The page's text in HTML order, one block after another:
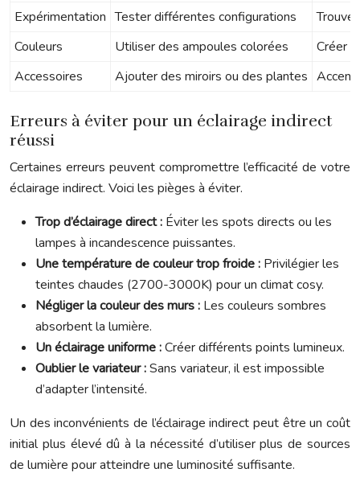
Expérimentation Tester différentes configurations
Couleurs
Utiliser des ampoules colorées
Créer
Accessoires
Ajouter des miroirs ou des plantes
Erreurs à éviter pour un éclairage indirect
réussi
Certaines erreurs peuvent compromettre l’efficacité de votre
éclairage indirect. Voici les pièges à éviter.
Trop d’éclairage direct : Éviter les spots directs ou les
lampes à incandescence puissantes.
Une température de couleur trop froide : Privilégier les
teintes chaudes (2700-3000K) pour un climat cosy.
Négliger la couleur des murs : Les couleurs sombres
absorbent la lumière.
Un éclairage uniforme :Créer différents points lumineux.
Oublier le variateur :Sans variateur, il est impossible
d’adapter l’intensité.
Un des inconvénients de l’éclairage indirect peut être un coût
initial plus élevé dû à la nécessité d’utiliser plus de sources
de lumière pour atteindre une luminosité suffisante.